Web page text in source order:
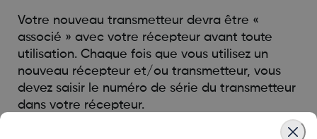
Votre nouveau transmetteur devra être «
associé » avec votre récepteur avant toute
utilisation. Chaque fois que vous utilisez un
nouveau récepteur et/ou transmetteur, vous
devez saisir le numéro de série du transmetteur
dans votre récepteur.